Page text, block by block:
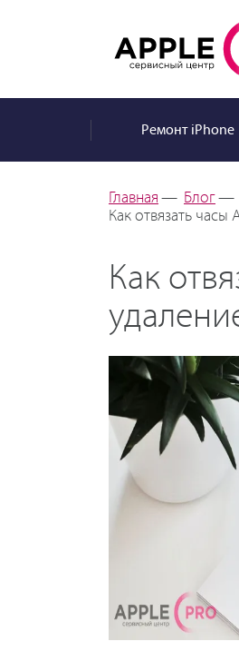
РемонтiPhone
Главная — Блог—
Как отвязать
Как